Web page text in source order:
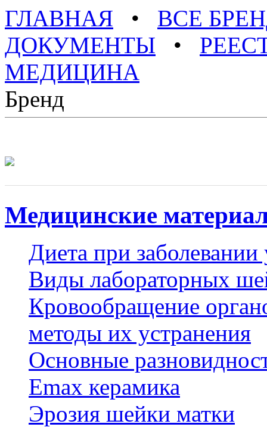
ГЛАВНАЯ • ВСЕ
ДОКУМЕНТЫ •
МЕДИЦИНА
Бренд
Медицинские
Диета при
Виды лабораторных
Кровообращение
методы их устранения
Основные
Emax керамика
Эрозия шейки матки